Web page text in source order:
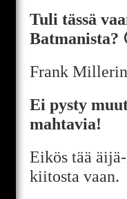
Tuli tässä
Batmanista?
Frank
Ei pysty
mahtavia!
Eikös tää
kiitosta vaan.